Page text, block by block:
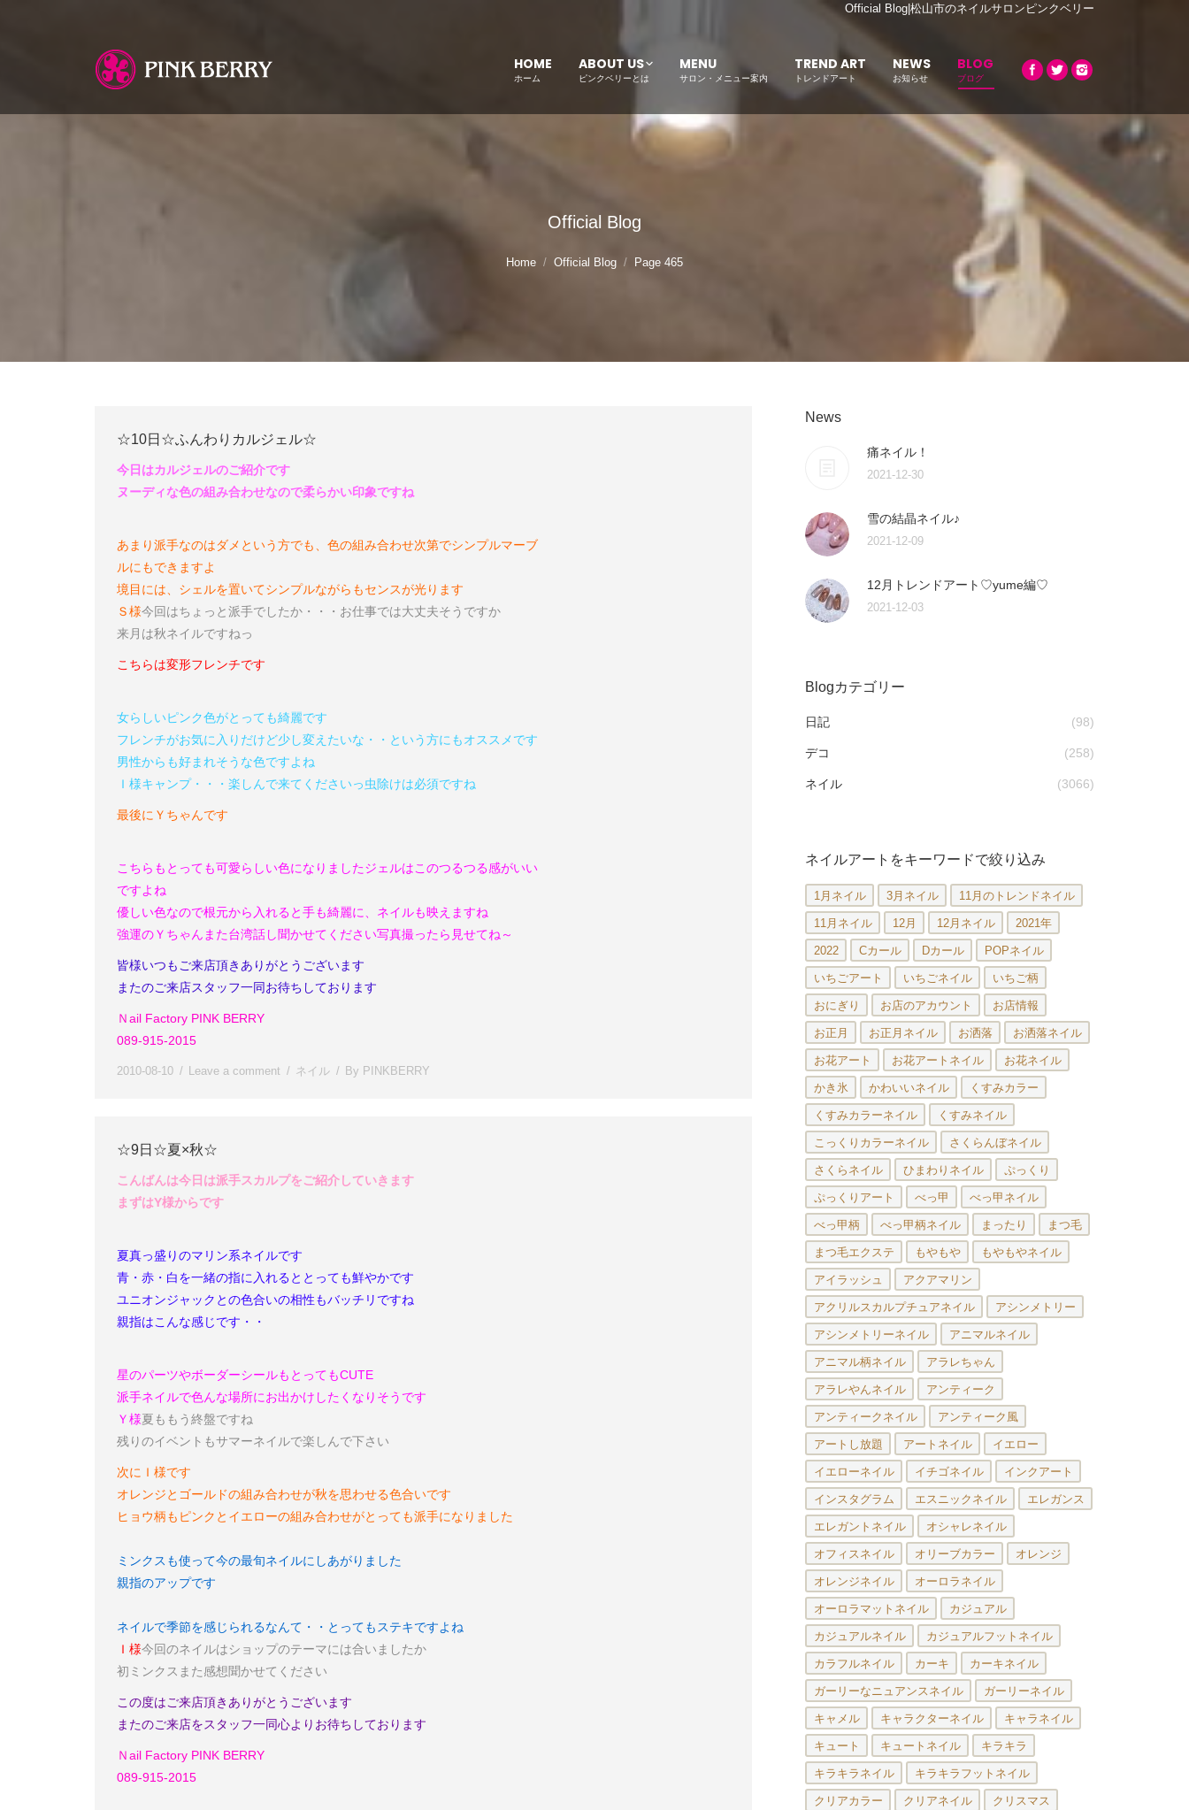
Official Blog|松山市のネイルサロンピンクベリー
HOME
ホーム
ABOUT US
ピンクベリーとは
MENU
サロン・メニュー案内
TREND ART
トレンドアート
NEWS
お知らせ
BLOG
ブログ
Official Blog
Home Official Blog Page 465
☆10日☆ふんわりカルジェル☆
今日はカルジェルのご紹介です
ヌーディな色の組み合わせなので柔らかい印象ですね
あまり派手なのはダメという方でも、色の組み合わせ次第でシンプルマーブ
ルにもできますよ
境目には、シェルを置いてシンプルながらもセンスが光ります
Ｓ様今回はちょっと派手でしたか・・・ お仕事では大丈夫そうですか
来月は秋ネイルですねっ
こちらは変形フレンチです
女らしいピンク色がとっても綺麗です
フレンチがお気に入りだけど少し変えたいな・・ という方にもオススメです
男性からも好まれそうな色ですよね
Ｉ様キャンプ・・・ 楽しんで来てくださいっ虫除けは必須ですね
最後にＹちゃんです
こちらもとっても可愛らしい色になりましたジェルはこのつるつる感がいい
ですよね
優しい色なので根元から入れると手も綺麗に、ネイルも映えますね
強運のＹちゃん また台湾話し聞かせてください写真撮ったら見せてね～
皆様いつもご来店頂きありがとうございます
またのご来店スタッフ一同お待ちしております
Ｎail Factory PINK BERRY
089-915-2015
2010-08-10 Leave a comment ネイル By PINKBERRY
☆9日☆夏×秋☆
こんばんは今日は派手スカルプをご紹介していきます
まずはY様からです
夏真っ盛りのマリン系ネイルです
青・赤・白を一緒の指に入れるととっても鮮やかです
ユニオンジャックとの色合いの相性もバッチリですね
親指はこんな感じです・・
星のパーツやボーダーシールもとってもCUTE
派手ネイルで色んな場所にお出かけしたくなりそうです
Ｙ様夏ももう終盤ですね
残りのイベントもサマーネイルで楽しんで下さい
次にＩ様です
オレンジとゴールドの組み合わせが秋を思わせる色合いです
ヒョウ柄もピンクとイエローの組み合わせがとっても派手になりました
ミンクスも使って今の最旬ネイルにしあがりました
親指のアップです
ネイルで季節を感じられるなんて・・ とってもステキですよね
Ｉ様今回のネイルはショップのテーマには合いましたか
初 ミンクス また感想聞かせてください
この度はご来店頂きありがとうございます
またのご来店をスタッフ一同心よりお待ちしております
Ｎail Factory PINK BERRY
089-915-2015
News
痛ネイル！
2021-12-30
雪の結晶ネイル♪
2021-12-09
12月トレンドアート♡yume編♡
2021-12-03
Blogカテゴリー
日記 (98)
デコ (258)
ネイル (3066)
ネイルアートをキーワードで絞り込み
1月ネイル 3月ネイル 11月のトレンドネイル
11月ネイル 12月 12月ネイル 2021年
2022 Cカール Dカール POPネイル
いちごアート いちごネイル いちご柄
おにぎり お店のアカウント お店情報
お正月 お正月ネイル お洒落 お洒落ネイル
お花アート お花アートネイル お花ネイル
かき氷 かわいいネイル くすみカラー
くすみカラーネイル くすみネイル
こっくりカラーネイル さくらんぼネイル
さくらネイル ひまわりネイル ぷっくり
ぷっくりアート べっ甲 べっ甲ネイル
べっ甲柄 べっ甲柄ネイル まったり まつ毛
まつ毛エクステ もやもや もやもやネイル
アイラッシュ アクアマリン
アクリルスカルプチュアネイル アシンメトリー
アシンメトリーネイル アニマルネイル
アニマル柄ネイル アラレちゃん
アラレやんネイル アンティーク
アンティークネイル アンティーク風
アートし放題 アートネイル イエロー
イエローネイル イチゴネイル インクアート
インスタグラム エスニックネイル エレガンス
エレガントネイル オシャレネイル
オフィスネイル オリーブカラー オレンジ
オレンジネイル オーロラネイル
オーロラマットネイル カジュアル
カジュアルネイル カジュアルフットネイル
カラフルネイル カーキ カーキネイル
ガーリーなニュアンスネイル ガーリーネイル
キャメル キャラクターネイル キャラネイル
キュート キュートネイル キラキラ
キラキラネイル キラキラフットネイル
クリアカラー クリアネイル クリスマス